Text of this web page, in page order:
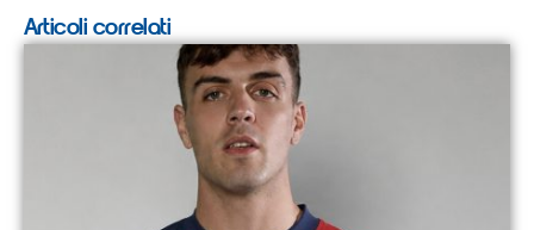
Articoli correlati